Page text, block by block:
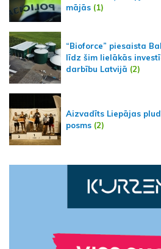
mājās (1)
“Bioforce” piesaista
līdz šim lielākās
darbību Latvijā (2)
Aizvadīts Liepājas
posms (2)